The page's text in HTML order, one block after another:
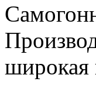
широкая